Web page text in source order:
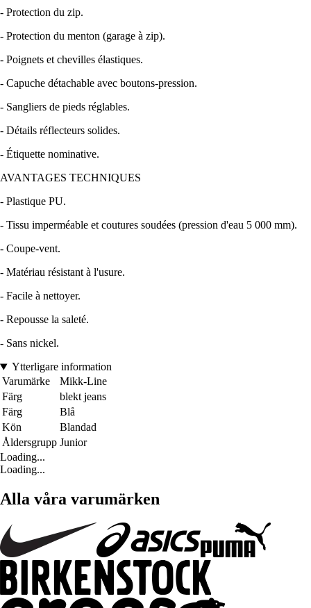
- Protection du zip.
- Protection du menton (garage à zip).
- Poignets et chevilles élastiques.
- Capuche détachable avec boutons-pression.
- Sangliers de pieds réglables.
- Détails réflecteurs solides.
- Étiquette nominative.
AVANTAGES TECHNIQUES
- Plastique PU.
- Tissu imperméable et coutures soudées (pression d'eau 5 000 mm).
- Coupe-vent.
- Matériau résistant à l'usure.
- Facile à nettoyer.
- Repousse la saleté.
- Sans nickel.
Ytterligare information
Varumärke
Mikk-Line
Färg
blekt jeans
Färg
Blå
Kön
Blandad
Åldersgrupp Junior
Loading...
Loading...
Alla våra varumärken